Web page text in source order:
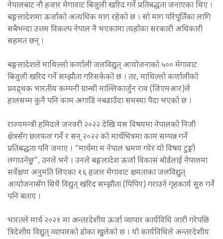
नेपालबाट नौ हजार मेगावाट बिजुली खरिद गर्ने प्रतिबद्धता जनाएका थिए ।
बङ्गलादेशमा ऊर्जाको अत्यधिक माग रहेको छ । सो माग परिपूर्तिका लागि
सबैभन्दा उत्तम विकल्प नेपाल नै भएकामा त्यहाँका सरकारी अधिकारी
सहमत छन् ।
बङ्गलादेशले माथिल्लो कर्णाली जलविद्युत् आयोजनाको ५०० मेगावाट
बिजुली खरिद गर्ने सम्झौता गरिसकेको छ । तर, माथिल्लो कर्णालीको
प्रवद्र्धक भारतीय कम्पनी ग्रान्धी माल्लिकार्जुन राव (जिएमआर)ले
हालसम्म कुनै पनि काम अगाडि नबढाउँदा समस्या पैदा भएको छ ।
राज्यमन्त्री हमिदले जनवरी २०२२ देखि यस विषयमा नेपालको निजी
क्षेत्रसँग छलफल गर्ने र सन् २०२२ को मार्चभित्रमा काम सम्पन्न गर्ने
प्रतिबद्धता पनि जनाए । “मार्चमा म नेपाल भ्रमण गरेर यो विषय टुङ्गो
लगाउनेछु”, उनले भने । उनले बङ्गलादेश ऊर्जा विकास बोर्डलाई नेपालमा
सर्वेक्षण अनुमति लिएका १६ हजार मेगावाट क्षमताका जलविद्युत्
आयोजनासँग सिधै विद्युत् खरिद सम्झौता (पिपिए) गराउने गृहकार्य सुरु गर्ने
पनि बताए ।
भारतले मार्च २०२१ मा अन्तरदेशीय ऊर्जा व्यापार कार्यविधि जारी गरेपछि
त्रिदेशीय विद्युत् व्यापारको ढोका खुलेको छ । यो कार्यविधिले अन्तरदेशीय